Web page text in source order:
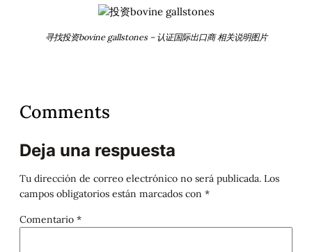
寻找投资bovine gallstones – 认证国际出口商 相关说明图片
Comments
Deja una respuesta
Tu dirección de correo electrónico no será publicada. Los
campos obligatorios están marcados con *
Comentario *